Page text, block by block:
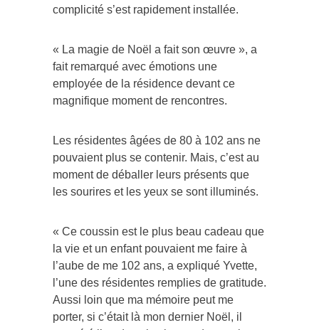
complicité s’est rapidement installée.
« La magie de Noël a fait son œuvre », a
fait remarqué avec émotions une
employée de la résidence devant ce
magnifique moment de rencontres.
Les résidentes âgées de 80 à 102 ans ne
pouvaient plus se contenir. Mais, c’est au
moment de déballer leurs présents que
les sourires et les yeux se sont illuminés.
« Ce coussin est le plus beau cadeau que
la vie et un enfant pouvaient me faire à
l’aube de me 102 ans, a expliqué Yvette,
l’une des résidentes remplies de gratitude.
Aussi loin que ma mémoire peut me
porter, si c’était là mon dernier Noël, il